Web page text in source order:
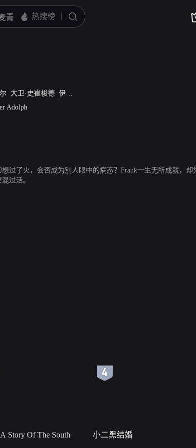
大卫·史崔梭德 伊丽莎白·崔森纳
Adolph
过了火，会否成为別人眼中的病态？Frank一生无所成就，
过活。
Story Of The South
小二黑结婚